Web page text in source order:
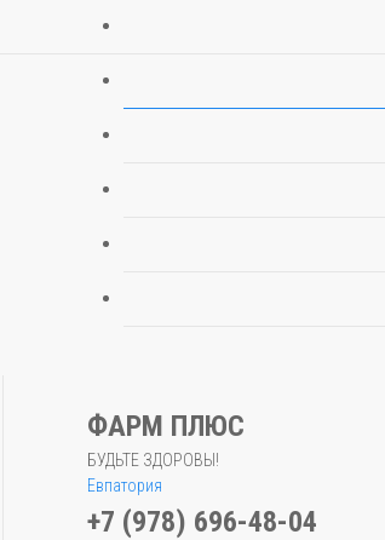
ФАРМ ПЛЮС
БУДЬТЕ ЗДОРОВЫ!
Евпатория
+7 (978) 696-48-04